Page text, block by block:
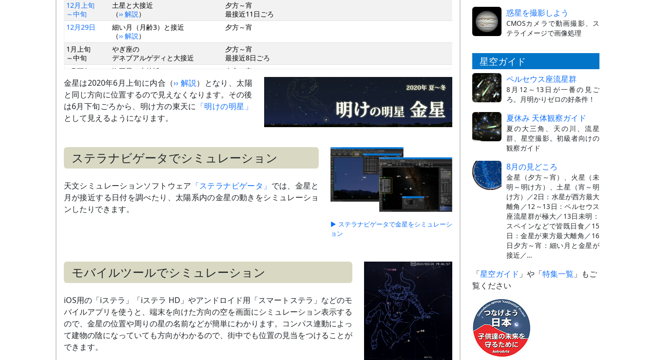
12月上旬
～中旬
土星と大接近
（›› 解説）
夕方～宵
最接近11日ごろ
12月29日
細い月（月齢3）と接近
（›› 解説）
夕方～宵
1月上旬
～中旬
やぎ座の
デネブアルゲディと大接近
夕方～宵
最接近8日ごろ
1月下旬
海王星と大接近
夕方～宵
最接近27日ごろ
12等級差
1月28日
細い月（月齢3～4）と接近
（›› 解説 ）
夕方～宵
2月27/28日
細い月（月齢4/5）と
3月上旬
～中旬
天王星と接近
（›› 解説）
夕方～宵
最接近8日ごろ
10等級差
（›› 解説）
3月28日
細い月（月齢4）と
やや離れて並ぶ
夕方～宵
4月26/27日
細い月（月齢3/4）と
やや離れて並ぶ
夕方～宵
4月28日 最大光度
-4.5等級
5月13日
留（りゅう）
この日を境に、天球上を東→西に動く（逆行する）ようになる
5月下旬
水星と大接近
（›› 解説）
夕方
最接近22日ごろ
5月24日
細い月（月齢2）、水星と接近
夕方
金星は2020年6月上旬に内合（›› 解説）となり、太陽
と同じ方向に位置するので見えなくなります。その後
は6月下旬ごろから、明け方の東天に 「明けの明星」
として見えるようになります。
ステラナビゲータでシミュレーション
天文シミュレーションソフトウェア 「ステラナビゲータ」 では、金星と
月が接近する日付を調べたり、太陽系内の金星の動きをシミュレーショ
ンしたりできます。
▶ ステラナビゲータで金星をシミュレーシ
ョン
モバイルツールでシミュレーション
iOS用の「iステラ」「iステラ HD」やアンドロイド用「スマートステラ」などのモ
バイルアプリを使うと、端末を向けた方向の空を画面にシミュレーション表示する
ので、金星の位置や周りの星の名前などが簡単にわかります。コンパス連動によっ
て建物の陰になっていても方向がわかるので、街中でも位置の見当をつけることが
できます。
惑星を撮影しよう
CMOSカメラで動画撮影、ス
テライメージで画像処理
星空ガイド
ペルセウス座流星群
8月12～13日が一番の見ご
ろ。月明かりゼロの好条件！
夏休み 天体観察ガイド
夏の大三角、天の川、流星
群、星空撮影。初級者向けの
観察ガイド
8月の見どころ
金星（夕方～宵）、火星（未
明～明け方）、土星（宵～明
け方）／2日：水星が西方最大
離角／12～13日：ペルセウス
座流星群が極大／13日未明：
スペインなどで皆既日食／15
日：金星が東方最大離角／16
日夕方～宵：細い月と金星が
接近／…
「星空ガイド 」や「特集一覧 」もご
覧ください